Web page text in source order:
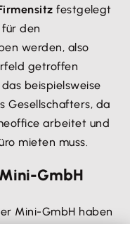
festgelegt
für den
werden, also
getroffen
beispielsweise
Gesellschafters, da
arbeitet und
mieten muss.
GmbH
Mini-GmbH haben